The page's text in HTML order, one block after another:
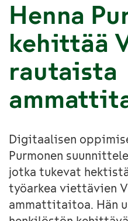
Henna
kehittää
rautaista
Digitaalisen
Purmonen
jotka tukevat
työarkea viettävien
ammattitaitoa. Hän